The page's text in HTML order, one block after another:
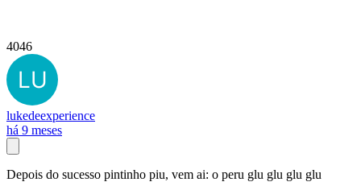
4046
lukedeexperience
há 9 meses
Depois do sucesso pintinho piu, vem ai: o peru glu glu glu glu